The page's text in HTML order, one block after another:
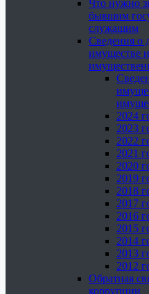
Что нужно
бывшим
служащим
Сведения о
имуществе и
2024
2023
2022
2021
2020
2019
2018
2017
2016
2015
2014
2013
2012
Обратная
коррупции